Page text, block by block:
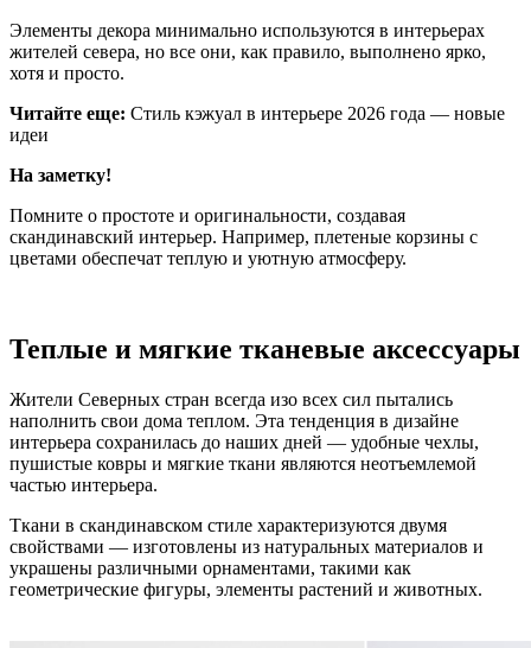
Элементы декора минимально используются в интерьерах
жителей севера, но все они, как правило, выполнено ярко,
хотя и просто.
Читайте еще: Стиль кэжуал в интерьере 2026 года — новые
идеи
На заметку!
Помните о простоте и оригинальности, создавая
скандинавский интерьер. Например, плетеные корзины с
цветами обеспечат теплую и уютную атмосферу.
Теплые и мягкие тканевые аксессуары
Жители Северных стран всегда изо всех сил пытались
наполнить свои дома теплом. Эта тенденция в дизайне
интерьера сохранилась до наших дней — удобные чехлы,
пушистые ковры и мягкие ткани являются неотъемлемой
частью интерьера.
Ткани в скандинавском стиле характеризуются двумя
свойствами — изготовлены из натуральных материалов и
украшены различными орнаментами, такими как
геометрические фигуры, элементы растений и животных.